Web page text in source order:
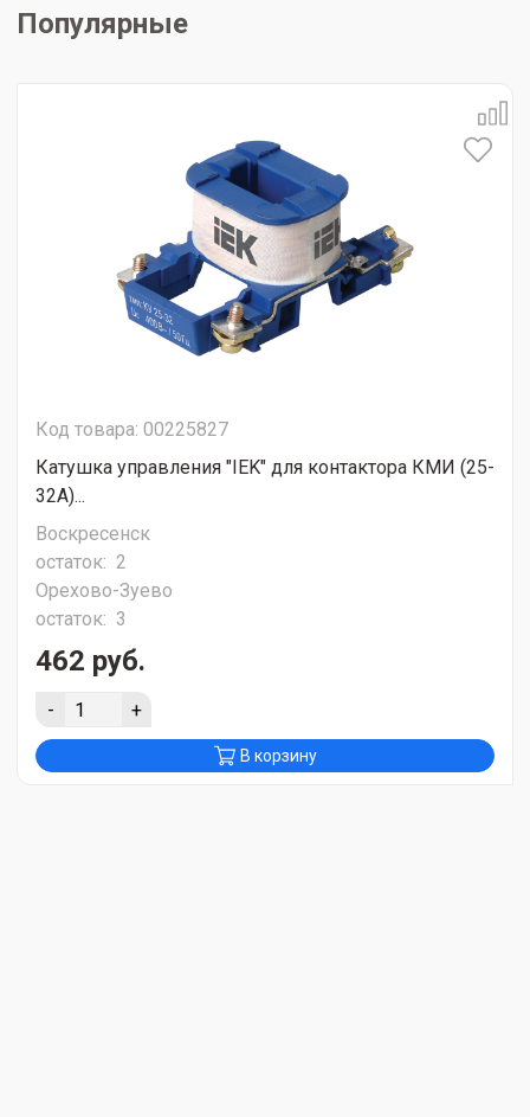
Популярные
Код товара: 00225827
Катушка управления "IEK" для контактора КМИ (25-
32А)...
Воскресенск
остаток: 2
Орехово-Зуево
остаток: 3
462 руб.
- +
В корзину